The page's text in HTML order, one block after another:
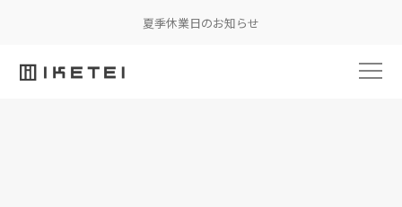
夏季休業日のお知らせ